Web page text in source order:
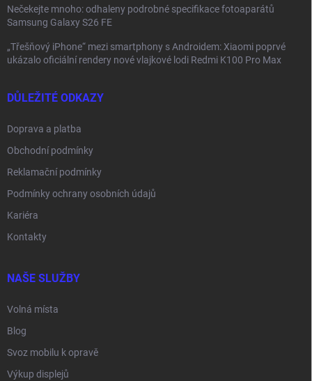
Nečekejte mnoho: odhaleny podrobné specifikace fotoaparátů
Samsung Galaxy S26 FE
„Třešňový iPhone“ mezi smartphony s Androidem: Xiaomi poprvé
ukázalo oficiální rendery nové vlajkové lodi Redmi K100 Pro Max
DŮLEŽITÉ ODKAZY
Doprava a platba
Obchodní podmínky
Reklamační podmínky
Podmínky ochrany osobních údajů
Kariéra
Kontakty
NAŠE SLUŽBY
Volná místa
Blog
Svoz mobilu k opravě
Výkup displejů